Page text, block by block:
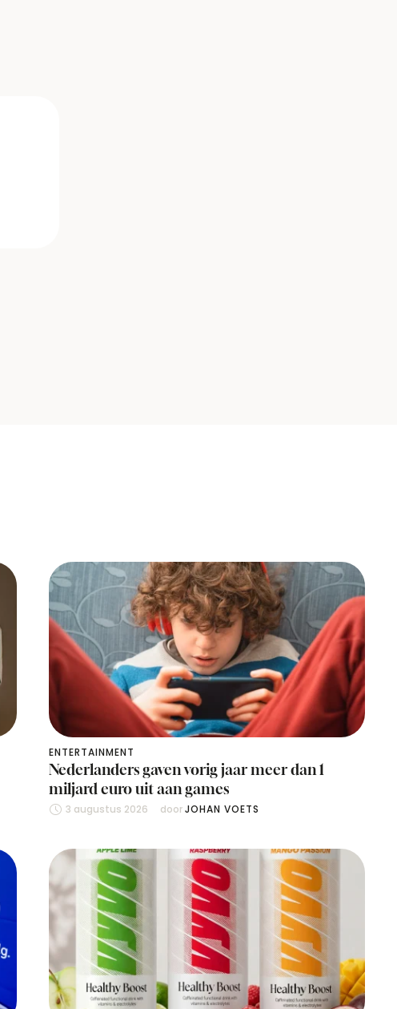
ENTERTAINMENT
Nederlanders gaven vorig jaar meer dan 1
miljard euro uit aan games
3 augustus 2026 door JOHAN VOETS